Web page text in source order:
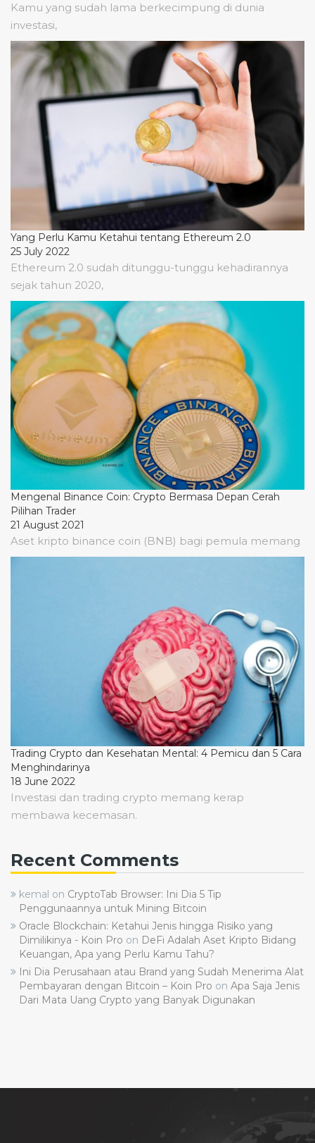
Kamu yang sudah lama berkecimpung di dunia
investasi,
Yang Perlu Kamu Ketahui tentang Ethereum 2.0
25 July 2022
Ethereum 2.0 sudah ditunggu-tunggu kehadirannya
sejak tahun 2020,
Mengenal Binance Coin: Crypto Bermasa Depan Cerah
Pilihan Trader
21 August 2021
Aset kripto binance coin (BNB) bagi pemula memang
Trading Crypto dan Kesehatan Mental: 4 Pemicu dan 5 Cara
Menghindarinya
18 June 2022
Investasi dan trading crypto memang kerap
membawa kecemasan.
Recent Comments
kemal on CryptoTab Browser: Ini Dia 5 Tip
Penggunaannya untuk Mining Bitcoin
Oracle Blockchain: Ketahui Jenis hingga Risiko yang
Dimilikinya - Koin Pro on DeFi Adalah Aset Kripto Bidang
Keuangan, Apa yang Perlu Kamu Tahu?
Ini Dia Perusahaan atau Brand yang Sudah Menerima Alat
Pembayaran dengan Bitcoin – Koin Pro on Apa Saja Jenis
Dari Mata Uang Crypto yang Banyak Digunakan